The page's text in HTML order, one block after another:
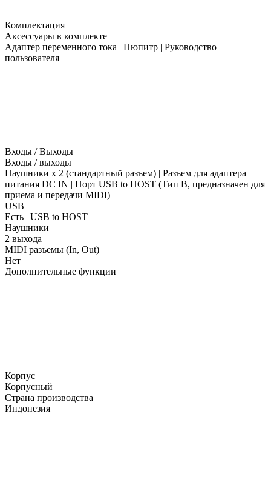
Комплектация
Аксессуары в комплекте
Адаптер переменного тока | Пюпитр | Руководство
пользователя
Входы / Выходы
Входы / выходы
Наушники x 2 (стандартный разъем) | Разъем для адаптера
питания DC IN | Порт USB to HOST (Тип B, предназначен для
приема и передачи MIDI)
USB
Есть | USB to HOST
Наушники
2 выхода
MIDI разъемы (In, Out)
Нет
Дополнительные функции
Корпус
Корпусный
Страна производства
Индонезия